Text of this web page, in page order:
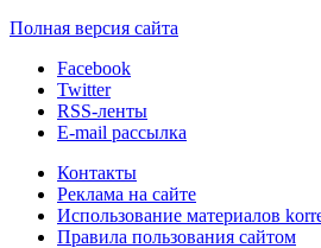
Полная версия сайта
Facebook
Twitter
RSS-ленты
E-mail рассылка
Контакты
Реклама на сайте
Использование материалов
Правила пользования сайтом